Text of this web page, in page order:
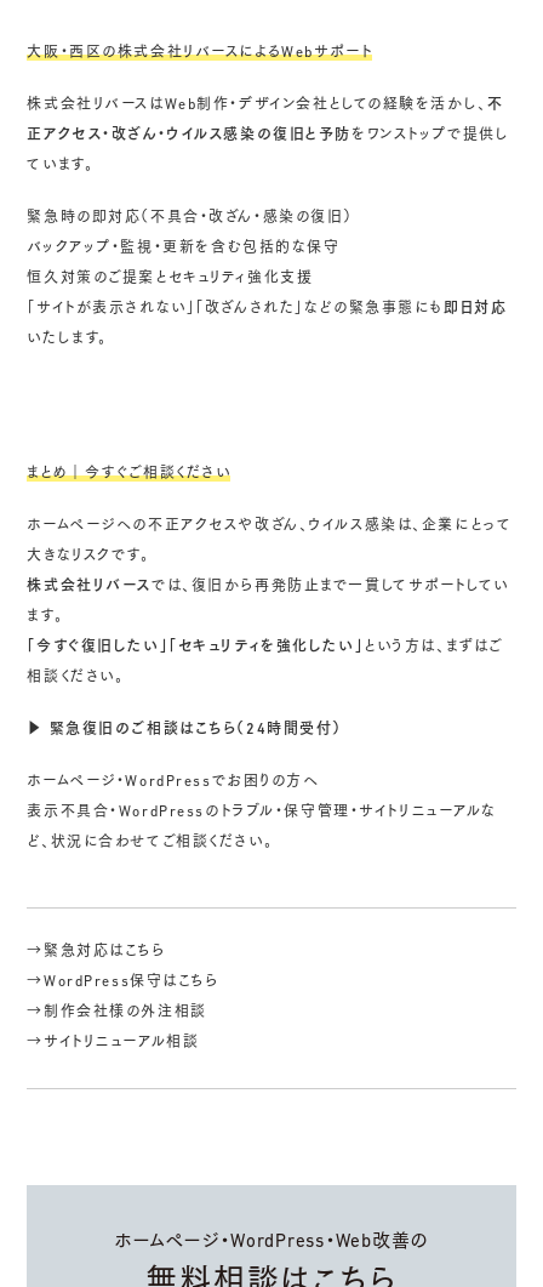
大阪・西区の株式会社リバースによるWebサポート
株式会社リバースはWeb制作・デザイン会社としての経験を活かし、 不
正アクセス・改ざん・ウイルス感染の復旧と予防 をワンストップで提供し
ています。
緊急時の即対応（不具合・改ざん・感染の復旧）
バックアップ・監視・更新を含む包括的な保守
恒久対策のご提案とセキュリティ強化支援
「サイトが表示されない」「改ざんされた」などの緊急事態にも 即日対応
いたします。
まとめ｜今すぐご相談ください
ホームページへの不正アクセスや改ざん、ウイルス感染は、企業にとって
大きなリスクです。
株式会社リバースでは、復旧から再発防止まで一貫してサポートしてい
ます。
「今すぐ復旧したい」「セキュリティを強化したい」 という方は、まずはご
相談ください。
▶ 緊急復旧のご相談はこちら（24時間受付）
ホームページ・WordPressでお困りの方へ
表示不具合・WordPressのトラブル・保守管理・サイトリニューアルな
ど、状況に合わせてご相談ください。
→緊急対応はこちら
→WordPress保守はこちら
→制作会社様の外注相談
→サイトリニューアル相談
ホームページ・WordPress・Web改善の